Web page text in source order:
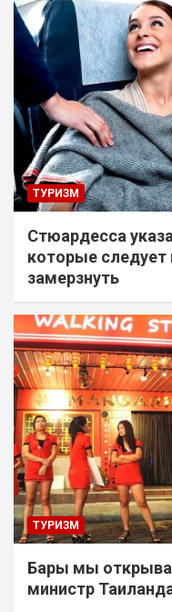
ТУРИЗМ
Стюардесса
которые следует
замерзнуть
ТУРИЗМ
Бары мы
министр